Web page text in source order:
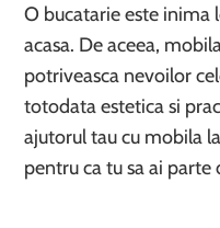
O bucatarie este inima
acasa. De aceea,
potriveasca nevoilor
totodata estetica si
ajutorul tau cu mobila
pentru ca tu sa ai